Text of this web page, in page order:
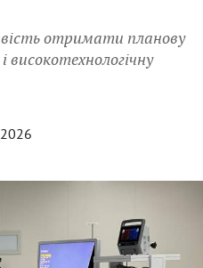
отримати планову
високотехнологічну